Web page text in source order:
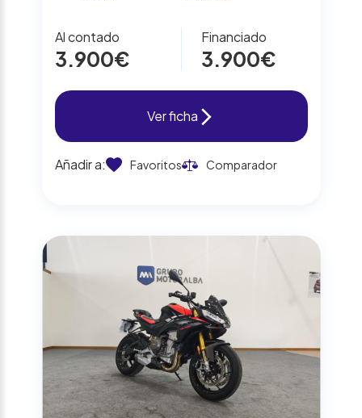
Al contado
3.900€
Financiado
3.900€
Ver ficha
Añadir a: Favoritos Comparador